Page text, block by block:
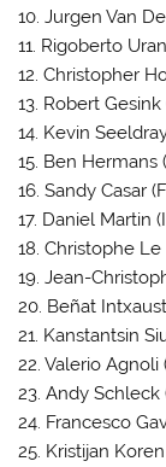
10. Jurgen Van
11. Rigoberto
12. Christopher
13. Robert
14. Kevin
15. Ben Hermans
16. Sandy Casar
17. Daniel Martin
18. Christophe
19. Jean-
20. Beñat
21. Kanstantsin
22. Valerio
23. Andy Schleck
24. Francesco
25. Kristijan